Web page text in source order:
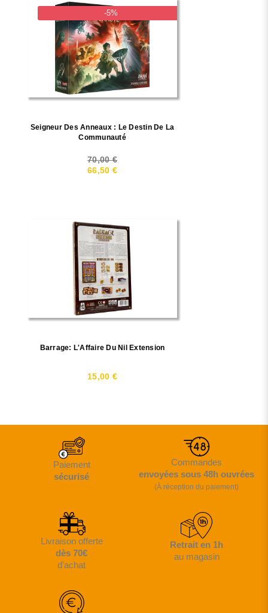
-5%
Seigneur Des Anneaux : Le Destin De La
Communauté
70,00 €
66,50 €
Barrage: L'Affaire Du Nil Extension
15,00 €
Paiement
sécurisé
Commandes
envoyées sous 48h ouvrées
(À réception du paiement)
Livraison offerte
dès 70€
d'achat
Retrait en 1h
au magasin